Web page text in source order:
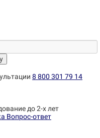
8 800 301 79 14
до 2-х лет
Вопрос-ответ